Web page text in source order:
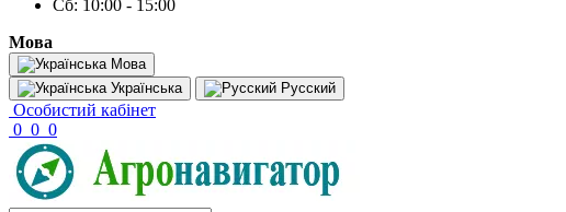
Сб: 10:00 - 15:00
Мова
Мова
Українська
Русский
Особистий кабінет
0 0 0